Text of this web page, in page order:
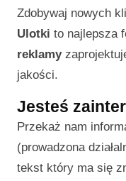
Zdobywaj nowych
Ulotki to najlepsza
reklamy
jakości.
Jesteś
Przekaż nam
(prowadzona
tekst który ma się